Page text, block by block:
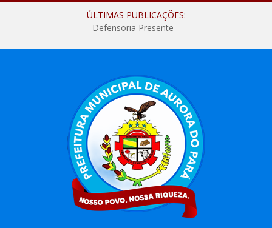
ÚLTIMAS PUBLICAÇÕES:
Defensoria Presente